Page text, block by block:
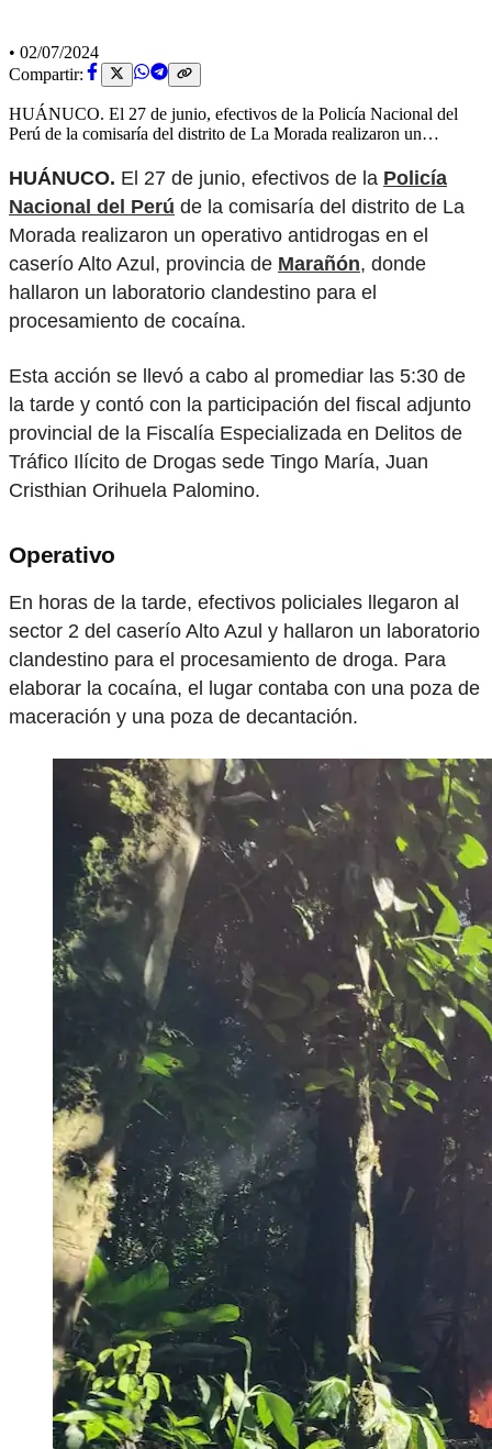
• 02/07/2024
Compartir:
HUÁNUCO. El 27 de junio, efectivos de la Policía Nacional del
Perú de la comisaría del distrito de La Morada realizaron un…
HUÁNUCO. El 27 de junio, efectivos de la Policía
Nacional del Perú de la comisaría del distrito de La
Morada realizaron un operativo antidrogas en el
caserío Alto Azul, provincia de Marañón, donde
hallaron un laboratorio clandestino para el
procesamiento de cocaína.
Esta acción se llevó a cabo al promediar las 5:30 de
la tarde y contó con la participación del fiscal adjunto
provincial de la Fiscalía Especializada en Delitos de
Tráfico Ilícito de Drogas sede Tingo María, Juan
Cristhian Orihuela Palomino.
Operativo
En horas de la tarde, efectivos policiales llegaron al
sector 2 del caserío Alto Azul y hallaron un laboratorio
clandestino para el procesamiento de droga. Para
elaborar la cocaína, el lugar contaba con una poza de
maceración y una poza de decantación.